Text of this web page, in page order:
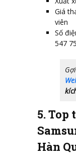
Giá
viên
Số
547
5. Top
Hàn